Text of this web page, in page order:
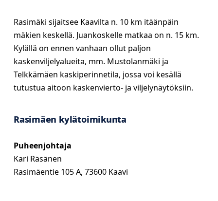
Rasimäki sijaitsee Kaavilta n. 10 km itäänpäin
mäkien keskellä. Juankoskelle matkaa on n. 15 km.
Kylällä on ennen vanhaan ollut paljon
kaskenviljelyalueita, mm. Mustolanmäki ja
Telkkämäen kaskiperinnetila, jossa voi kesällä
tutustua aitoon kaskenvierto- ja viljelynäytöksiin.
Rasimäen kylätoimikunta
Puheenjohtaja
Kari Räsänen
Rasimäentie 105 A, 73600 Kaavi